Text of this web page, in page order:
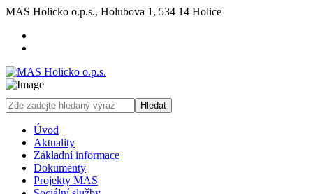
MAS Holicko o.p.s., Holubova 1, 534 14 Holice
Hledat
Úvod
Aktuality
Základní informace
Dokumenty
Projekty MAS